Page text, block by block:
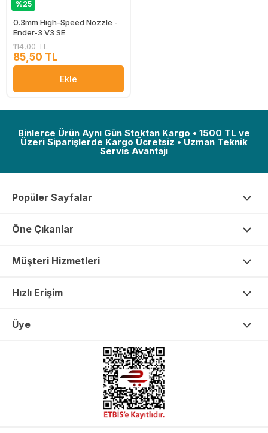
%25
0.3mm High-Speed Nozzle -
Ender-3 V3 SE
114,00 TL
85,50 TL
Ekle
Binlerce Ürün Aynı Gün Stoktan Kargo • 1500 TL ve
Üzeri Siparişlerde Kargo Ücretsiz • Uzman Teknik
Servis Avantajı
Popüler Sayfalar
Öne Çıkanlar
Müşteri Hizmetleri
Hızlı Erişim
Üye